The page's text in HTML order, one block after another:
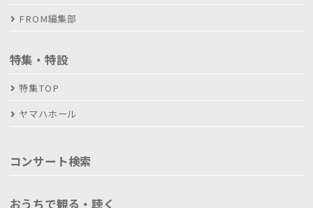
FROM編集部
特集・特設
特集TOP
ヤマハホール
コンサート検索
おうちで観る・聴く